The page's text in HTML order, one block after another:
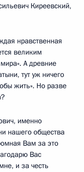
Киреевский,
нравственная
великим
А древние
тут уж ничего
жить». Но разве
именно
нашего общества
Вам за это
Вас
и за честь